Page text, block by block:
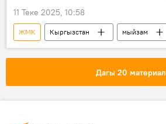
11 Теке 2025, 10:58
ЖМК Кыргызстан
мыйзам
интернет
Садыр Жапаров
Дагы 20 материал